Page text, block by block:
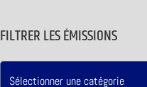
FILTRER LES ÉMISSIONS